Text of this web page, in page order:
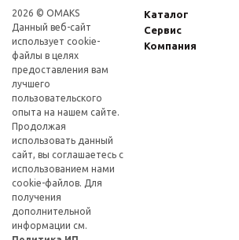
2026 © OMAKS
Данный веб-сайт
использует cookie-
файлы в целях
предоставления вам
лучшего
пользовательского
опыта на нашем сайте.
Продолжая
использовать данный
сайт, вы соглашаетесь с
использованием нами
cookie-файлов. Для
получения
дополнительной
информации см.
Каталог
Сервис
Компания